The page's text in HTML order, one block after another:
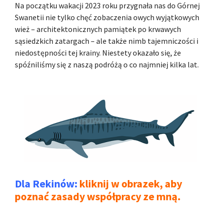
Na początku wakacji 2023 roku przygnała nas do Górnej
Swanetii nie tylko chęć zobaczenia owych wyjątkowych
wież – architektonicznych pamiątek po krwawych
sąsiedzkich zatargach – ale także nimb tajemniczości i
niedostępności tej krainy. Niestety okazało się, że
spóźniliśmy się z naszą podróżą o co najmniej kilka lat.
Dla Rekinów: kliknij w obrazek, aby
poznać zasady współpracy ze mną.